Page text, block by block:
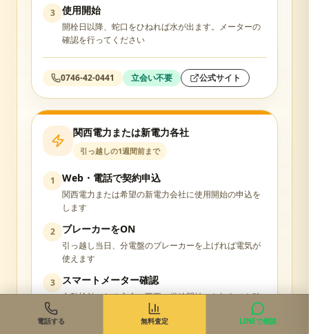
3 使用開始
開栓日以降、蛇口をひねれば水が出ます。メーターの
確認を行ってください
0746-42-0441 立会い不要 公式サイト
関西電力または新電力各社
引っ越しの1週間前まで
1 Web・電話で契約申込
関西電力または希望の新電力会社に使用開始の申込を
します
2 ブレーカーをON
引っ越し当日、分電盤のブレーカーを上げれば電気が
使えます
3 スマートメーター確認
自動検針のため立会い不要。供給開始のお知らせを確
電話する 無料査定 LINEで相談